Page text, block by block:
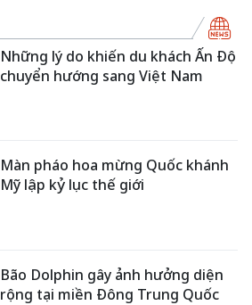
Những lý do khiến du khách Ấn Độ
chuyển hướng sang Việt Nam
Màn pháo hoa mừng Quốc khánh
Mỹ lập kỷ lục thế giới
Bão Dolphin gây ảnh hưởng diện
rộng tại miền Đông Trung Quốc